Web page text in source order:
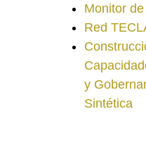
Monitor
Red
y
Sintética